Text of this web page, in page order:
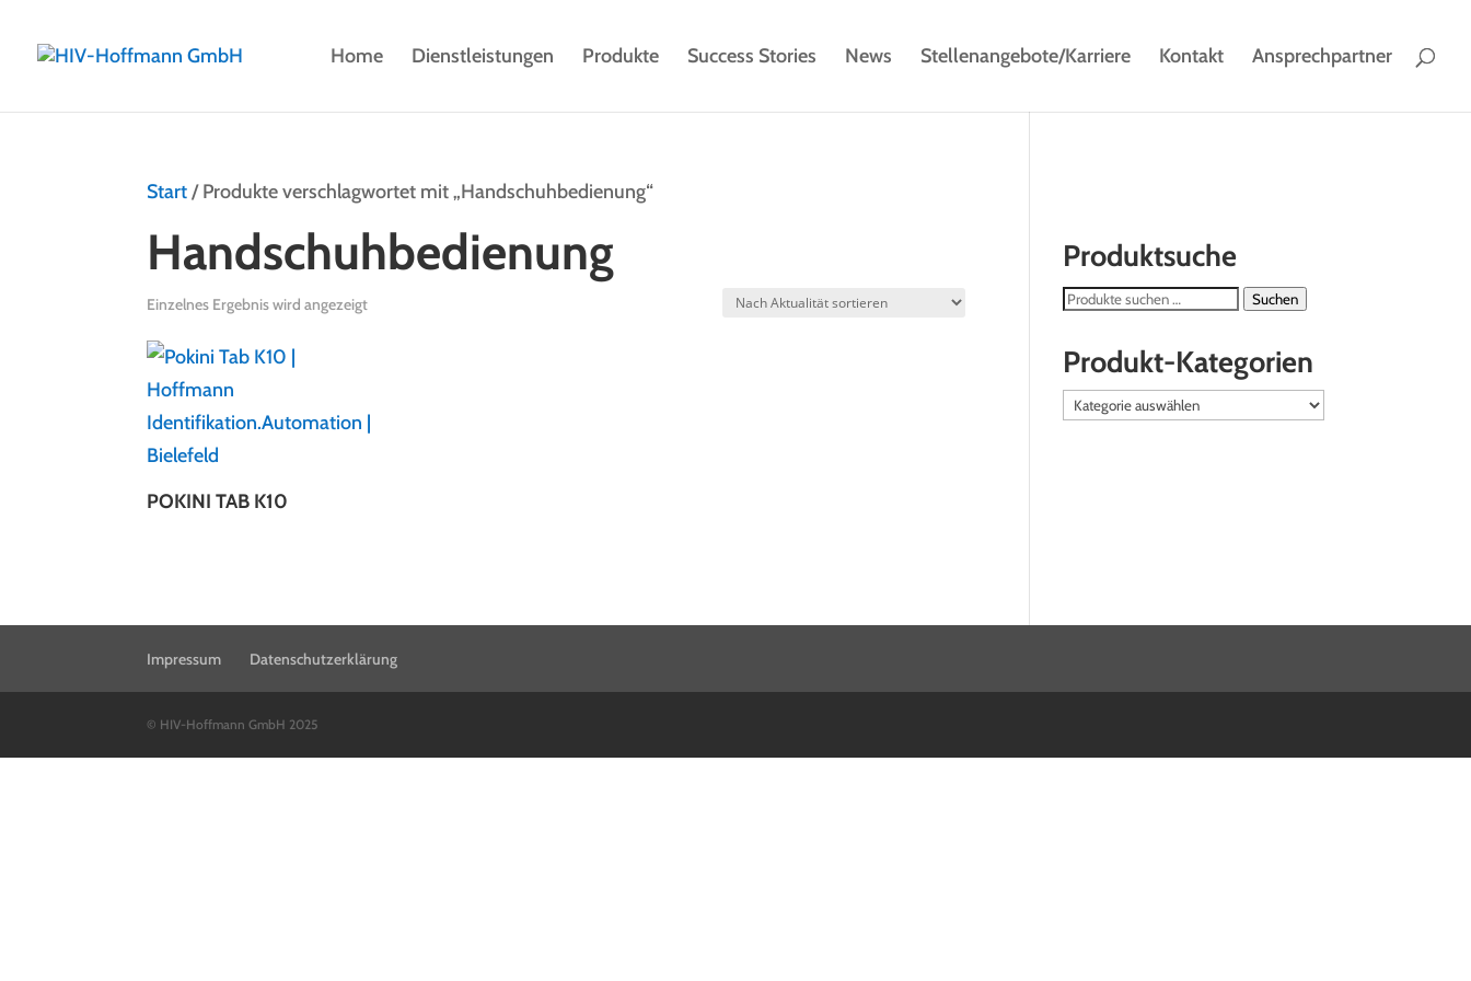
Home Dienstleistungen Produkte Success Stories News Stellenangebote/Karriere Kontakt Ansprechpartner
Start/ Produkte verschlagwortet mit „Handschuhbedienung“
Handschuhbedienung
Einzelnes Ergebnis wird angezeigt
POKINI TAB K10
Produktsuche
Suchen
Suchen
Produkt-Kategorien
Impressum Datenschutzerklärung
© HIV-Hoffmann GmbH 2025